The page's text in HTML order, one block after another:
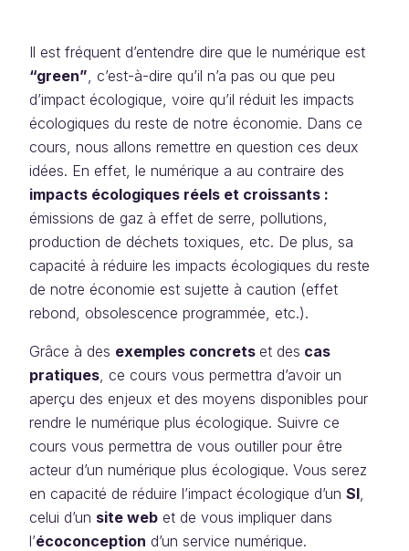
Il est fréquent d’entendre dire que le numérique est
“green”, c’est-à-dire qu’il n’a pas ou que peu
d’impact écologique, voire qu’il réduit les impacts
écologiques du reste de notre économie. Dans ce
cours, nous allons remettre en question ces deux
idées. En effet, le numérique a au contraire des
impacts écologiques réels et croissants :
émissions de gaz à effet de serre, pollutions,
production de déchets toxiques, etc. De plus, sa
capacité à réduire les impacts écologiques du reste
de notre économie est sujette à caution (effet
rebond, obsolescence programmée, etc.).
Grâce à des exemples concrets et des cas
pratiques, ce cours vous permettra d’avoir un
aperçu des enjeux et des moyens disponibles pour
rendre le numérique plus écologique. Suivre ce
cours vous permettra de vous outiller pour être
acteur d’un numérique plus écologique. Vous serez
en capacité de réduire l’impact écologique d’un SI,
celui d’un site web et de vous impliquer dans
l’écoconception d’un service numérique.